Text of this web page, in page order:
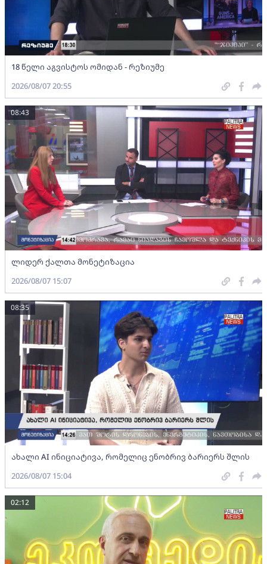
18 წელი აგვისტოს ომიდან - რეზიუმე
2026/08/07 20:55
ლიდერ ქალთა მონეტიზაცია
08:43
2026/08/07 15:07
ახალი AI ინიციატივა, რომელიც ენობრივ ბარიერს შლის
08:35
2026/08/07 15:04
02:12